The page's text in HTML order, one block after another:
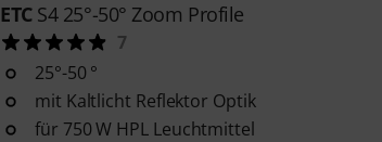
ETC S4 25°-50° Zoom Profile
7
25°-50 °
mit Kaltlicht Reflektor Optik
für 750 W HPL Leuchtmittel